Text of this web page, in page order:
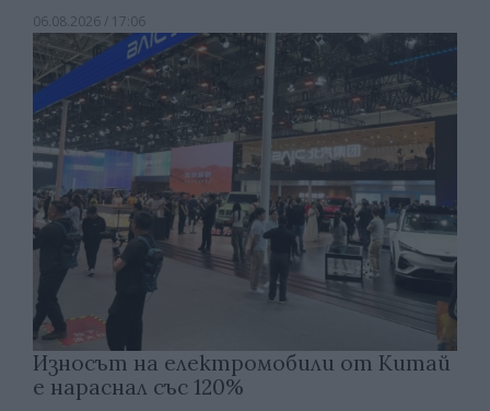
06.08.2026 / 17:06
Износът на електромобили от Китай
е нараснал със 120%